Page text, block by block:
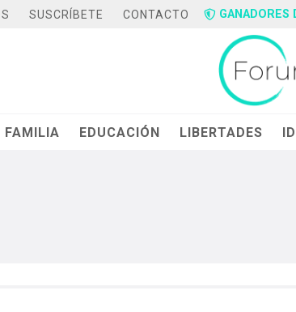
SUSCRÍBETE CONTACTO GANADORES
FAMILIA EDUCACIÓN LIBERTADES